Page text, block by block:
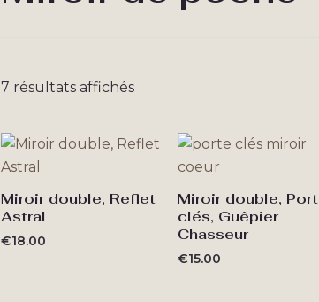
7 résultats affichésTrié
récent
au
ancien
Miroir double, Reflet
Astral
€18.00
Miroir double, Port
clés, Guêpier
Chasseur
€15.00